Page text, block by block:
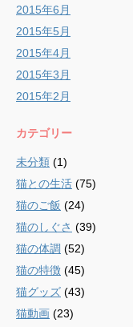
2015年6月
2015年5月
2015年4月
2015年3月
2015年2月
カテゴリー
未分類 (1)
猫との生活 (75)
猫のご飯 (24)
猫のしぐさ (39)
猫の体調 (52)
猫の特徴 (45)
猫グッズ (43)
猫動画 (23)